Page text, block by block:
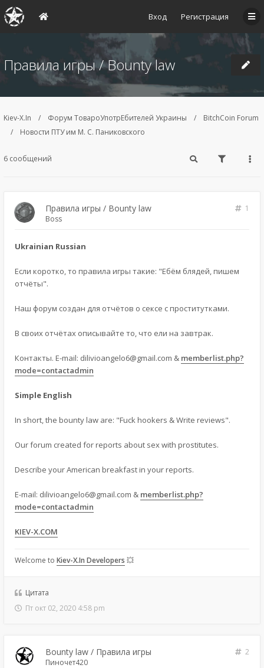
Вход Регистрация
Правила игры / Bounty law
Kiev-X.In Форум ТовароУпотрЕбителей Украины
BitchCoin Forum
Новости ПТУ им М. С. Паниковского
6 сообщений
Правила игры / Bounty law
1
Boss
Ukrainian Russian
Если коротко, то правила игры такие: "Ебём блядей, пишем
отчёты".
Наш форум создан для отчётов о сексе с проститутками.
В своих отчётах описывайте то, что ели на завтрак.
Контакты. E-mail: dilivioangelo6@gmail.com & memberlist.php?
mode=contactadmin
Simple English
In short, the bounty law are: "Fuck hookers & Write reviews".
Our forum created for reports about sex with prostitutes.
Describe your American breakfast in your reports.
E-mail: dilivioangelo6@gmail.com & memberlist.php?
mode=contactadmin
KIEV-X.COM
Welcome to Kiev-X.In Developers 💥
Цитата
Пт окт 02, 2020 4:58 pm
Bounty law / Правила игры
2
Пиночет420